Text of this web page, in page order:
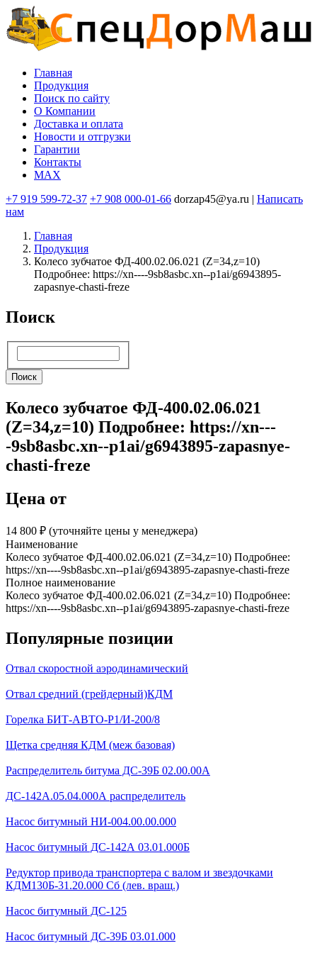
Перейти
к
основному
содержанию
Основная
навигация
Главная
Продукция
Поиск по сайту
O Компании
Доставка и оплата
Новости и отгрузки
Гарантии
Контакты
MAX
+7 919 599-72-37 +7 908 000-01-66 dorzap45@ya.ru | Написать
нам
Главная
Продукция
Колесо зубчатое ФД-400.02.06.021 (Z=34,z=10)
Подробнее: https://xn----9sb8asbc.xn--p1ai/g6943895-
zapasnye-chasti-freze
Поиск
Поиск
Колесо зубчатое ФД-400.02.06.021
(Z=34,z=10) Подробнее: https://xn---
-9sb8asbc.xn--p1ai/g6943895-zapasnye-
chasti-freze
Цена от
14 800 ₽︁ (уточняйте цены у менеджера)
Наименование
Колесо зубчатое ФД-400.02.06.021 (Z=34,z=10) Подробнее:
https://xn----9sb8asbc.xn--p1ai/g6943895-zapasnye-chasti-freze
Полное наименование
Колесо зубчатое ФД-400.02.06.021 (Z=34,z=10) Подробнее:
https://xn----9sb8asbc.xn--p1ai/g6943895-zapasnye-chasti-freze
Популярные позиции
Отвал скоростной аэродинамический
Отвал средний (грейдерный)КДМ
Горелка БИТ-АВТО-Р1/И-200/8
Щетка средняя КДМ (меж базовая)
Распределитель битума ДС-39Б 02.00.00А
ДС-142А.05.04.000А распределитель
Насос битумный НИ-004.00.00.000
Насос битумный ДС-142А 03.01.000Б
Редуктор привода транспортера с валом и звездочками
КДМ130Б-31.20.000 Сб (лев. вращ.)
Насос битумный ДС-125
Насос битумный ДС-39Б 03.01.000